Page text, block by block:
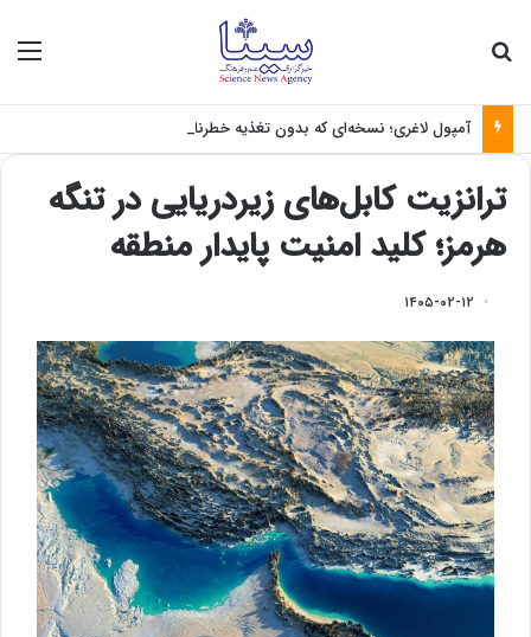
آمپول لاغری؛ نسخه‌ای که بدون تغذیه خطرناک می‌شود
ترانزیت کابل‌های زیردریایی در تنگه
هرمز؛ کلید امنیت پایدار منطقه
۱۴۰۵-۰۲-۱۲